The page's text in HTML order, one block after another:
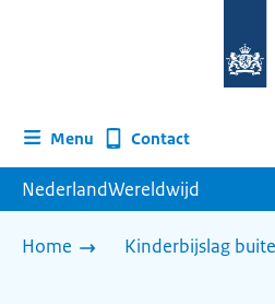
homepage
Menu Contact
NederlandWereldwijd
Home Kinderbijslag